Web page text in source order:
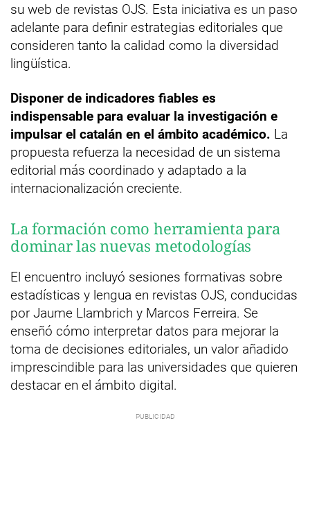
su web de revistas OJS. Esta iniciativa es un paso
adelante para definir estrategias editoriales que
consideren tanto la calidad como la diversidad
lingüística.
Disponer de indicadores fiables es
indispensable para evaluar la investigación e
impulsar el catalán en el ámbito académico. La
propuesta refuerza la necesidad de un sistema
editorial más coordinado y adaptado a la
internacionalización creciente.
La formación como herramienta para
dominar las nuevas metodologías
El encuentro incluyó sesiones formativas sobre
estadísticas y lengua en revistas OJS, conducidas
por Jaume Llambrich y Marcos Ferreira. Se
enseñó cómo interpretar datos para mejorar la
toma de decisiones editoriales, un valor añadido
imprescindible para las universidades que quieren
destacar en el ámbito digital.